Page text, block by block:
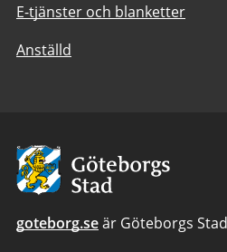
E-tjänster och blanketter
Anställd
Avsändare:
Göteborgs
Stad
goteborg.seär Göteborgs